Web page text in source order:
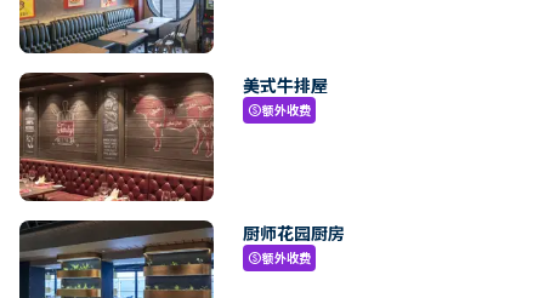
美式牛排屋
paid额外收费
厨师花园厨房
paid额外收费